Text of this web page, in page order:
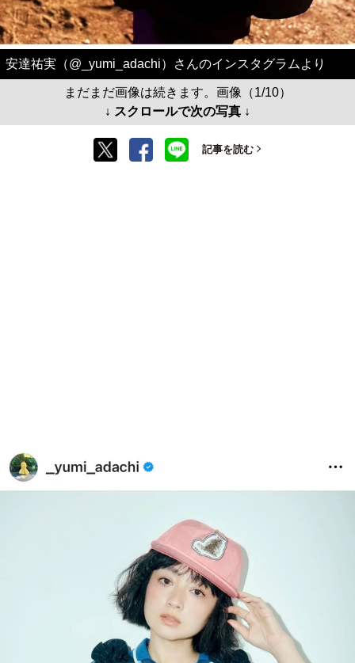
安達祐実（@_yumi_adachi）さんのインスタグラムより
まだまだ画像は続きます。画像（1/10）
↓ スクロールで次の写真 ↓
記事を読む